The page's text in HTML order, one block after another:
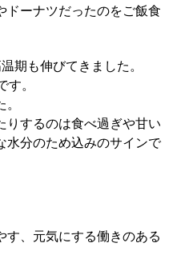
ドーナツだったのをご飯食
期も伸びてきました。
。
りするのは食べ過ぎや甘い
水分のため込みのサインで
す、元気にする働きのある